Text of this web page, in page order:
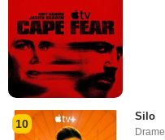
10
Silo
Drame